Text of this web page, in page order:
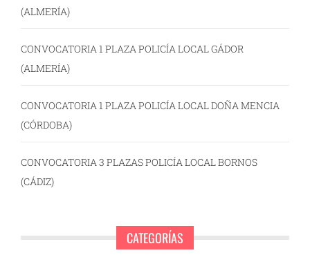
(ALMERÍA)
CONVOCATORIA 1 PLAZA POLICÍA LOCAL GÁDOR
(ALMERÍA)
CONVOCATORIA 1 PLAZA POLICÍA LOCAL DOÑA MENCIA
(CÓRDOBA)
CONVOCATORIA 3 PLAZAS POLICÍA LOCAL BORNOS
(CÁDIZ)
CATEGORÍAS